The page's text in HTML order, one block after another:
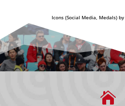
Icons (Social Media, Medals) by
